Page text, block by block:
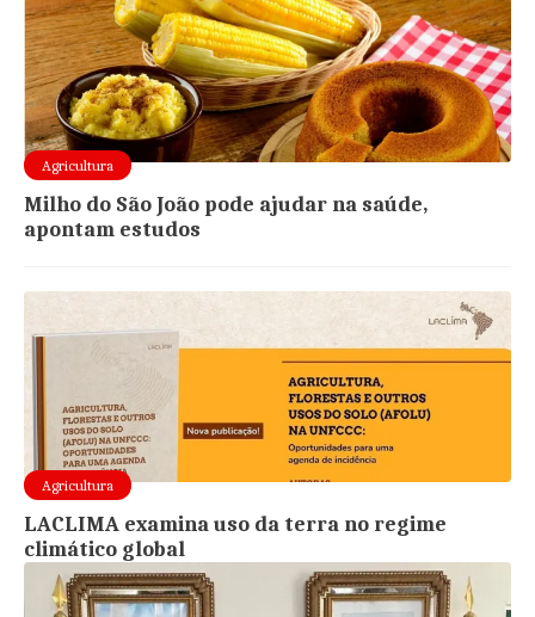
Agricultura
Milho do São João pode ajudar na saúde,
apontam estudos
Agricultura
LACLIMA examina uso da terra no regime
climático global